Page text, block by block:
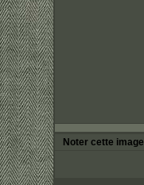
Noter cette image